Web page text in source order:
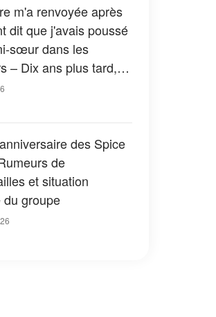
il a pâli
m'a renvoyée après
dit que j'avais poussé
sœur dans les
– Dix ans plus tard, je
pour découvrir la
des Spice
de
et situation
du groupe